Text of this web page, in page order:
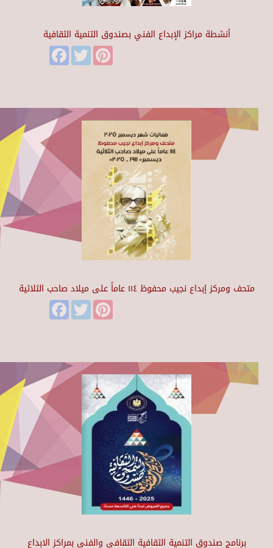
أنشطة مراكز الإبداع الفني بصندوق التنمية الثقافية
FacebookTwitter
متحف ومركز إبداع نجيب محفوظ ١١٤ عاماً على ميلاد صاحب الثلاثية
FacebookTwitter
برنامج صندوق التنمية الثقافية الثقافي والفني بمراكز الابداع